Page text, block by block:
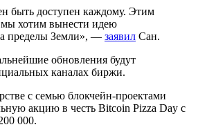
быть доступен каждому. Этим
хотим вынести идею
пределы Земли», — заявил Сан.
обновления будут
каналах биржи.
с семью блокчейн-проектами
акцию в честь Bitcoin Pizza Day с
000.